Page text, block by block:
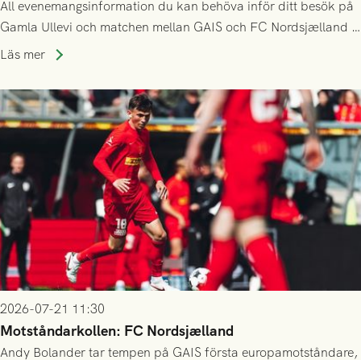
All evenemangsinformation du kan behöva inför ditt besök på
Gamla Ullevi och matchen mellan GAIS och FC Nordsjælland i
kvalet till Conference League! Avspark kl 19.00 på torsdag
Läs mer
2026-07-21 11:30
Motståndarkollen: FC Nordsjælland
Andy Bolander tar tempen på GAIS första europamotståndare,